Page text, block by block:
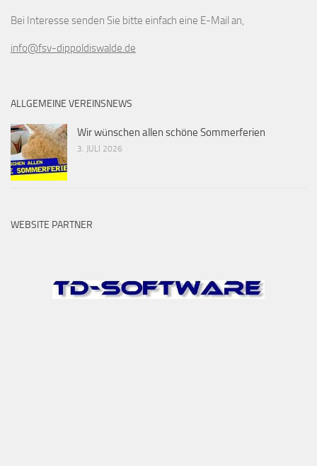
Bei Interesse senden Sie bitte einfach eine E-Mail an,
info@fsv-dippoldiswalde.de
ALLGEMEINE VEREINSNEWS
Wir wünschen allen schöne Sommerferien
3. JULI 2026
WEBSITE PARTNER